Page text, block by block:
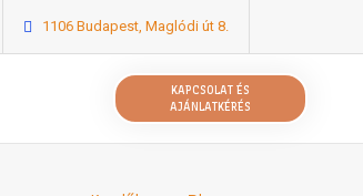
1106 Budapest, Maglódi út 8.
KAPCSOLAT ÉS
AJÁNLATKÉRÉS